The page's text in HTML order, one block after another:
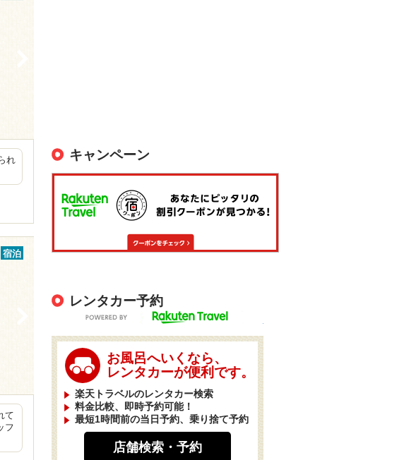
れ
宿泊
て
フ
キャンペーン
レンタカー予約
お風呂へいくなら、
レンタカーが便利です。
楽天トラベルのレンタカー検索
料金比較、即時予約可能！
最短1時間前の当日予約、乗り捨て予約
店舗検索・予約